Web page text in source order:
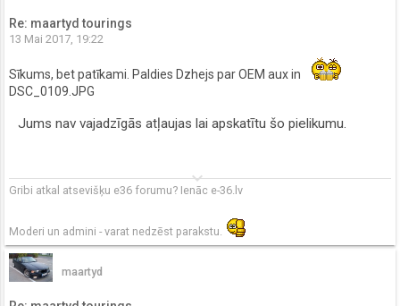
Re: maartyd tourings
13 Mai 2017, 19:22
Sīkums, bet patīkami. Paldies Dzhejs par OEM aux in
DSC_0109.JPG
Jums nav vajadzīgās atļaujas lai apskatītu šo pielikumu.
keyboard_arrow_down
Gribi atkal atsevišķu e36 forumu? Ienāc e-36.lv
Moderi un admini - varat nedzēst parakstu.
maartyd